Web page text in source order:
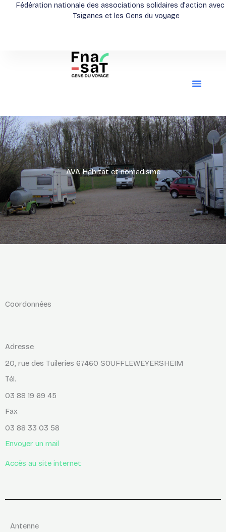
Fédération nationale des associations solidaires d'action avec
Tsiganes et les Gens du voyage
AVA Habitat et nomadisme
Coordonnées
Adresse
20, rue des Tuileries 67460 SOUFFLEWEYERSHEIM
Tél.
03 88 19 69 45
Fax
03 88 33 03 58
Envoyer un mail
Accès au site internet
Antenne